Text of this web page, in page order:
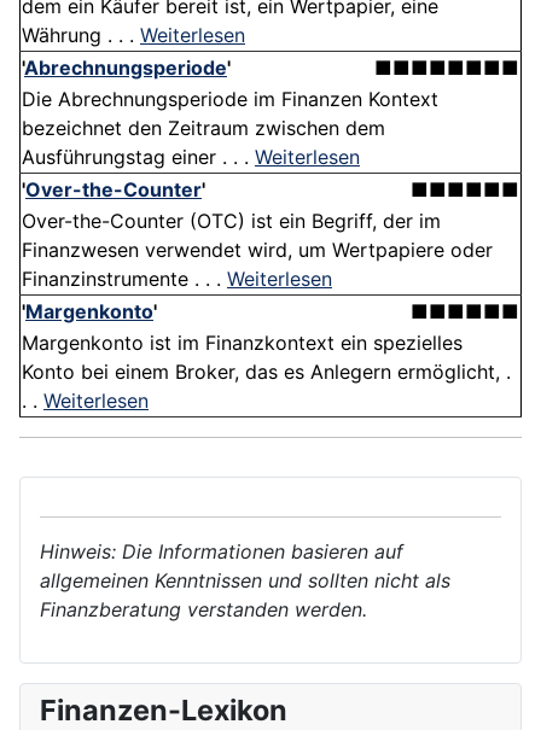
dem ein Käufer bereit ist, ein Wertpapier, eine
Währung . . . Weiterlesen
'Abrechnungsperiode'
■■■■■■■■
Die Abrechnungsperiode im Finanzen Kontext
bezeichnet den Zeitraum zwischen dem
Ausführungstag einer . . . Weiterlesen
'Over-the-Counter'
■■■■■■
Over-the-Counter (OTC) ist ein Begriff, der im
Finanzwesen verwendet wird, um Wertpapiere oder
Finanzinstrumente . . . Weiterlesen
'Margenkonto'
■■■■■■
Margenkonto ist im Finanzkontext ein spezielles
Konto bei einem Broker, das es Anlegern ermöglicht, .
. . Weiterlesen
Hinweis: Die Informationen basieren auf
allgemeinen Kenntnissen und sollten nicht als
Finanzberatung verstanden werden.
Finanzen-Lexikon